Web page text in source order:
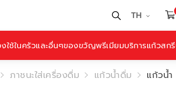
TH
งใช้ในครัวและอื่นๆของขวัญพรีเมียมบริการแก้วสก
ภาชนะใส่เครื่องดื่ม แก้วน้ำดื่ม แก้วน้